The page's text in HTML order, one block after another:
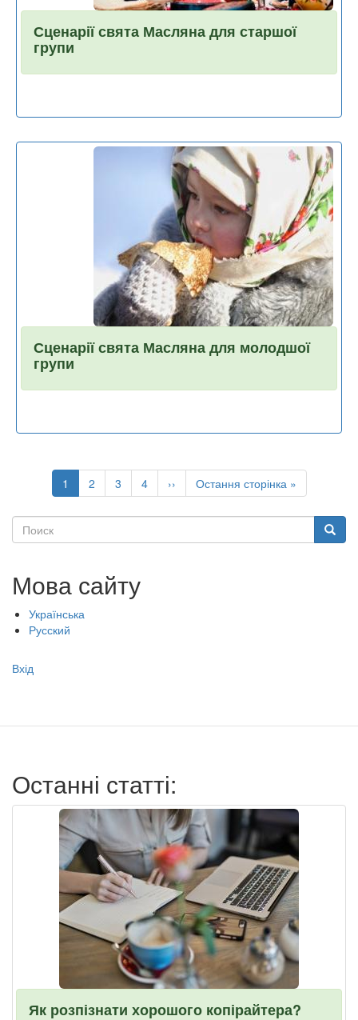
Сценарії свята Масляна для старшої
групи
Сценарії свята Масляна для молодшої
групи
Розбивка
сторінки
Поточна
сторінка
1 Page
2 Page
3 Page
4
Наступна
сторінка
››
Остання
сторінка
Остання сторінка »
Поиск Поиск
Мова сайту
Українська
Русский
Меню
записи
Вхід
Останні статті:
Як розпізнати хорошого копірайтера?